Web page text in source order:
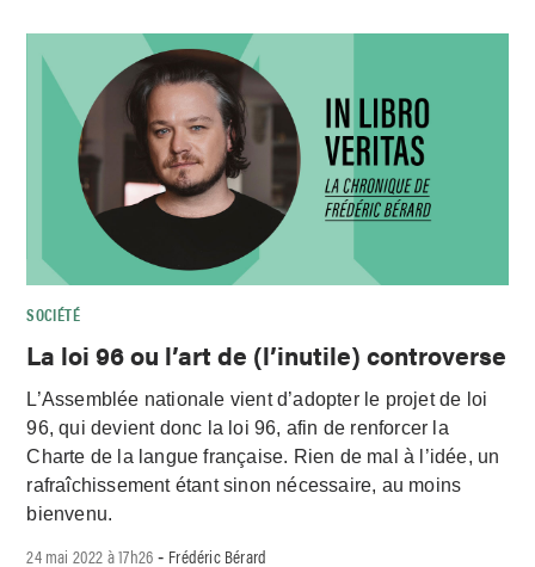
SOCIÉTÉ
La loi 96 ou l’art de (l’inutile) controverse
L’Assemblée nationale vient d’adopter le projet de loi
96, qui devient donc la loi 96, afin de renforcer la
Charte de la langue française. Rien de mal à l’idée, un
rafraîchissement étant sinon nécessaire, au moins
bienvenu.
24 mai 2022 à 17h26 - Frédéric Bérard